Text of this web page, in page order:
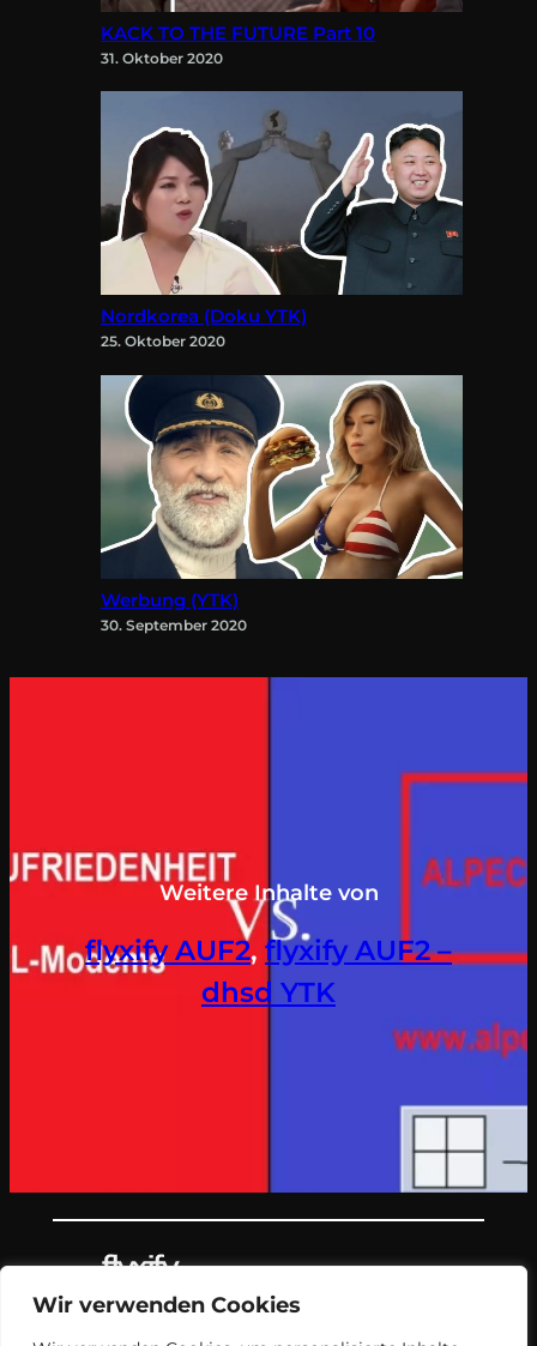
Wir verwenden Cookies
KACK TO THE FUTURE Part 10
31. Oktober 2020
Nordkorea (Doku YTK)
25. Oktober 2020
Werbung (YTK)
30. September 2020
Weitere Inhalte von
flyxify AUF2, flyxify AUF2 –
dhsd YTK
Teil des Nachrichtenangebots von